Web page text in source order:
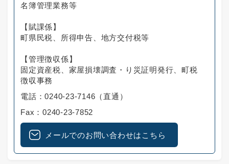
名簿管理業務等
【賦課係】
町県民税、所得申告、地方交付税等
【管理徴収係】
固定資産税、家屋損壊調査・り災証明発行、町税
徴収事務
電話：0240-23-7146（直通）
Fax：0240-23-7852
メールでのお問い合わせはこちら